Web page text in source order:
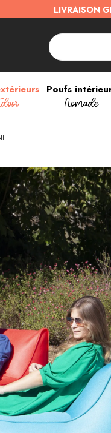
LIVRAISON
PoufsNomade